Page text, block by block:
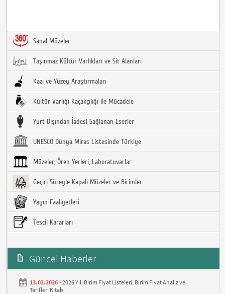
Sanal Müzeler
Taşınmaz Kültür Varlıkları ve Sit Alanları
Kazı ve Yüzey Araştırmaları
Kültür Varlığı Kaçakçılığı ile Mücadele
Yurt Dışından İadesi Sağlanan Eserler
UNESCO Dünya Miras Listesinde Türkiye
Müzeler, Ören Yerleri, Laboratuvarlar
Geçici Süreyle Kapalı Müzeler ve Birimler
Yayın Faaliyetleri
Tescil Kararları
Güncel Haberler
13.02.2026 -2026 Yılı Birim Fiyat Listeleri, Birim Fiyat Analiz ve
Tarifleri Kitabı